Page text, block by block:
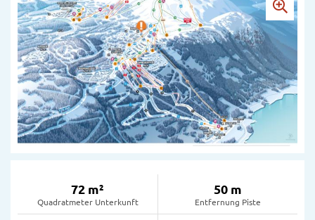
72 m²
Quadratmeter Unterkunft
50 m
Entfernung Piste